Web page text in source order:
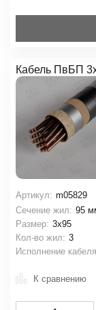
Кабель ПвБП
Артикул: m05829
Сечение жил: 95
Размер: 3х95
Кол-во жил: 3
Исполнение
К сравнению